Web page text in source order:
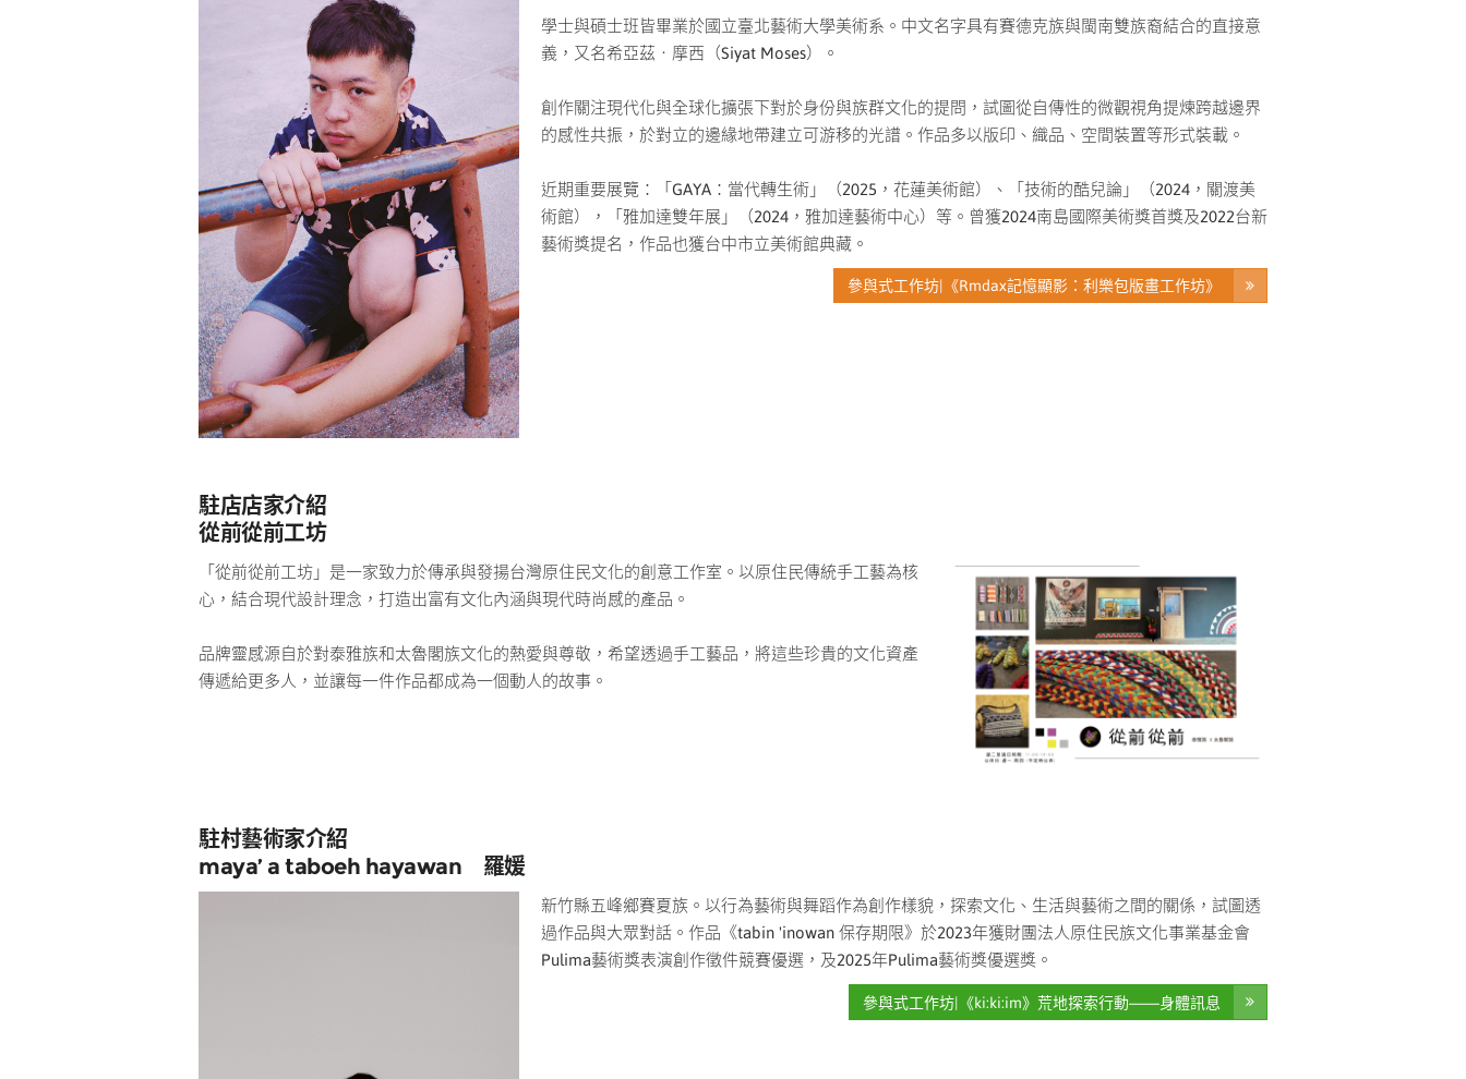
學士與碩士班皆畢業於國立臺北藝術大學美術系。中文名字具有賽德克族與閩南雙族裔結合的直接意
義，又名希亞茲‧摩西（Siyat Moses）。
創作關注現代化與全球化擴張下對於身份與族群文化的提問，試圖從自傳性的微觀視角提煉跨越邊界
的感性共振，於對立的邊緣地帶建立可游移的光譜。作品多以版印、織品、空間裝置等形式裝載。
近期重要展覽：「GAYA：當代轉生術」（2025，花蓮美術館）、「技術的酷兒論」（2024，關渡美
術館），「雅加達雙年展」（2024，雅加達藝術中心）等。曾獲2024南島國際美術獎首獎及2022台新
藝術獎提名，作品也獲台中市立美術館典藏。
參與式工作坊|《Rmdax記憶顯影：利樂包版畫工作坊》
駐店店家介紹
從前從前工坊
「從前從前工坊」是一家致力於傳承與發揚台灣原住民文化的創意工作室。以原住民傳統手工藝為核
心，結合現代設計理念，打造出富有文化內涵與現代時尚感的產品。
品牌靈感源自於對泰雅族和太魯閣族文化的熱愛與尊敬，希望透過手工藝品，將這些珍貴的文化資產
傳遞給更多人，並讓每一件作品都成為一個動人的故事。
駐村藝術家介紹
maya’ a taboeh hayawan 羅媛
新竹縣五峰鄉賽夏族。以行為藝術與舞蹈作為創作樣貌，探索文化、生活與藝術之間的關係，試圖透
過作品與大眾對話。作品《tabin 'inowan 保存期限》於2023年獲財團法人原住民族文化事業基金會
Pulima藝術獎表演創作徵件競賽優選，及2025年Pulima藝術獎優選獎。
參與式工作坊|《ki:ki:im》荒地探索行動——身體訊息